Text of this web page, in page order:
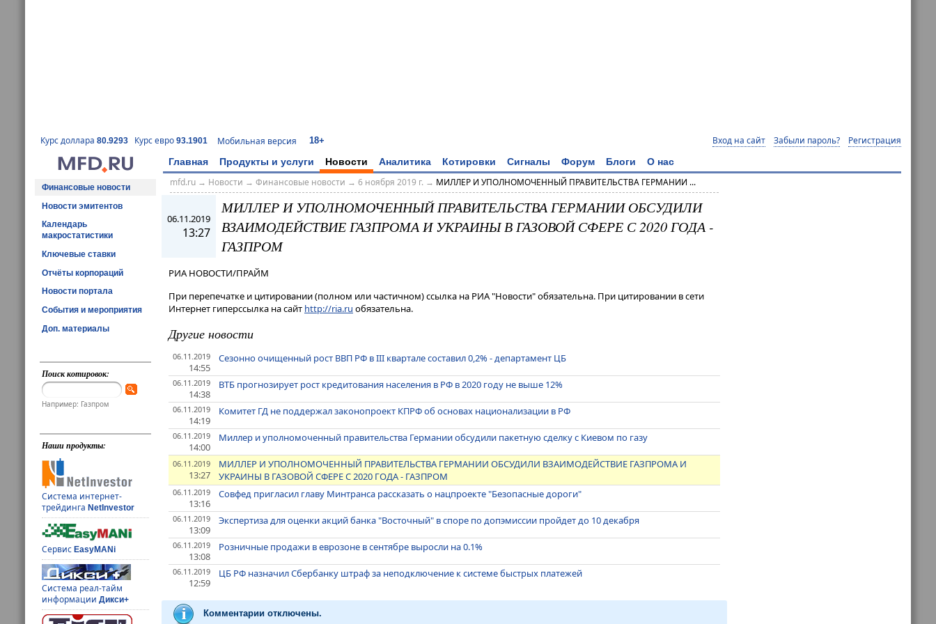
Курс доллара 80.9293 Курс евро 93.1901 Мобильная версия 18+ Вход на сайт Забыли пароль? Регистрация
Главная Продукты и услуги Новости Аналитика Котировки Сигналы Форум Блоги О нас
Финансовые новости
Новости эмитентов
Календарь
макростатистики
Ключевые ставки
Отчёты корпораций
Новости портала
События и мероприятия
Доп. материалы
Поиск котировок:
Например: Газпром
Наши продукты:
Система интернет-
трейдингаNetInvestor
СервисEasyMANi
Система реал-тайм
информацииДикси+
mfd.ru→ Новости → Финансовые новости → 6 ноября 2019 г. → МИЛЛЕР И УПОЛНОМОЧЕННЫЙ ПРАВИТЕЛЬСТВА ГЕРМАНИИ ...
06.11.2019
13:27
МИЛЛЕР И УПОЛНОМОЧЕННЫЙ ПРАВИТЕЛЬСТВА ГЕРМАНИИ ОБСУДИЛИ
ВЗАИМОДЕЙСТВИЕ ГАЗПРОМА И УКРАИНЫ В ГАЗОВОЙ СФЕРЕ С 2020 ГОДА -
ГАЗПРОМ
РИА НОВОСТИ/ПРАЙМ
При перепечатке и цитировании (полном или частичном) ссылка на РИА "Новости" обязательна. При цитировании в сети
Интернет гиперссылка на сайт http://ria.ru обязательна.
Другие новости
06.11.2019
14:55
Сезонно очищенный рост ВВП РФ в III квартале составил 0,2% - департамент ЦБ
06.11.2019
14:38
ВТБ прогнозирует рост кредитования населения в РФ в 2020 году не выше 12%
06.11.2019
14:19
Комитет ГД не поддержал законопроект КПРФ об основах национализации в РФ
06.11.2019
14:00
Миллер и уполномоченный правительства Германии обсудили пакетную сделку с Киевом по газу
06.11.2019
13:27
МИЛЛЕР И УПОЛНОМОЧЕННЫЙ ПРАВИТЕЛЬСТВА ГЕРМАНИИ ОБСУДИЛИ ВЗАИМОДЕЙСТВИЕ ГАЗПРОМА И
УКРАИНЫ В ГАЗОВОЙ СФЕРЕ С 2020 ГОДА - ГАЗПРОМ
06.11.2019
13:16
Совфед пригласил главу Минтранса рассказать о нацпроекте "Безопасные дороги"
06.11.2019
13:09
Экспертиза для оценки акций банка "Восточный" в споре по допэмиссии пройдет до 10 декабря
06.11.2019
13:08
Розничные продажи в еврозоне в сентябре выросли на 0.1%
06.11.2019
12:59
ЦБ РФ назначил Сбербанку штраф за неподключение к системе быстрых платежей
Комментарии отключены.